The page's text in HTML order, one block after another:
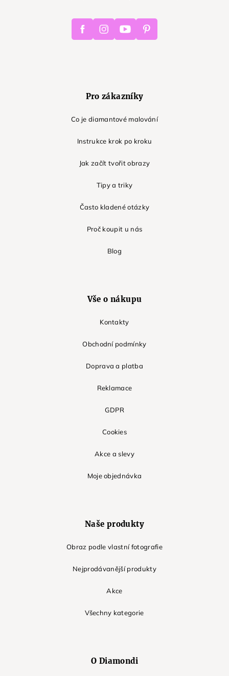
FacebookInstagramYoutube Pinterest
Pro zákazníky
Co je diamantové malování
Instrukce krok po kroku
Jak začít tvořit obrazy
Tipy a triky
Často kladené otázky
Proč koupit u nás
Blog
Vše o nákupu
Kontakty
Obchodní podmínky
Doprava a platba
Reklamace
GDPR
Cookies
Akce a slevy
Moje objednávka
Naše produkty
Obraz podle vlastní fotografie
Nejprodávanější produkty
Akce
Všechny kategorie
O Diamondi